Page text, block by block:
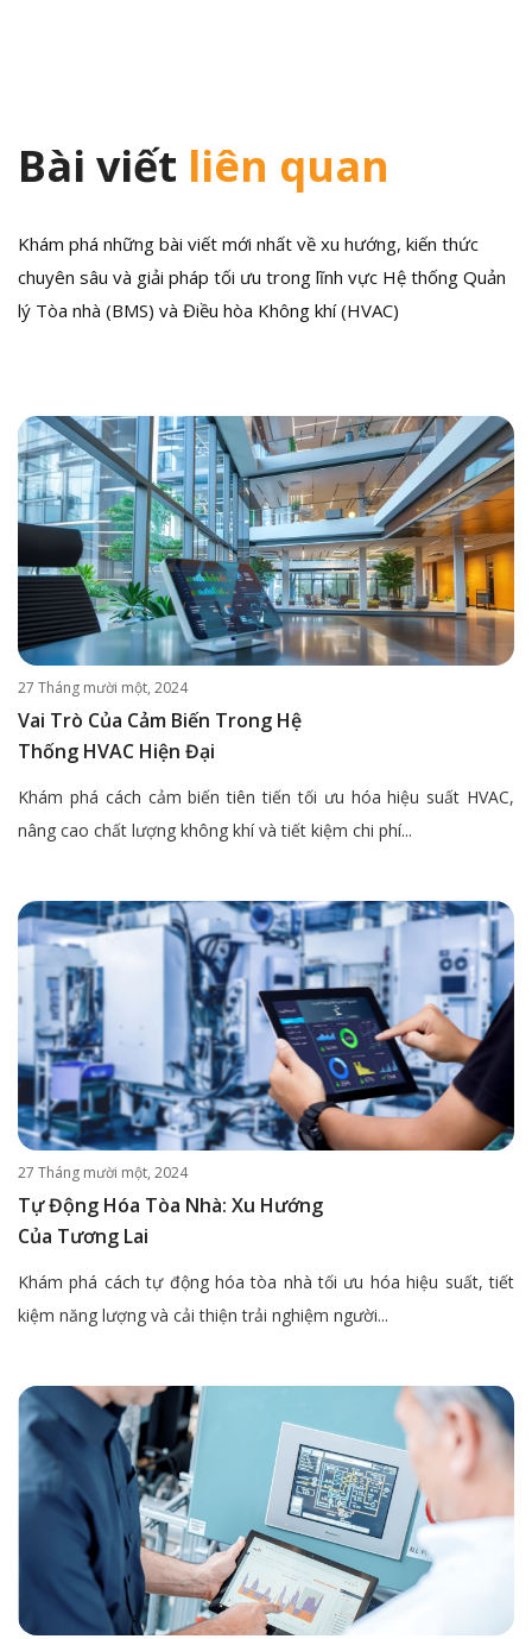
Bài viết liên quan
Khám phá những bài viết mới nhất về xu hướng, kiến thức
chuyên sâu và giải pháp tối ưu trong lĩnh vực Hệ thống Quản
lý Tòa nhà (BMS) và Điều hòa Không khí (HVAC)
27 Tháng mười một, 2024
Vai Trò Của Cảm Biến Trong Hệ
Thống HVAC Hiện Đại
Khám phá cách cảm biến tiên tiến tối ưu hóa hiệu suất HVAC,
nâng cao chất lượng không khí và tiết kiệm chi phí...
27 Tháng mười một, 2024
Tự Động Hóa Tòa Nhà: Xu Hướng
Của Tương Lai
Khám phá cách tự động hóa tòa nhà tối ưu hóa hiệu suất, tiết
kiệm năng lượng và cải thiện trải nghiệm người...